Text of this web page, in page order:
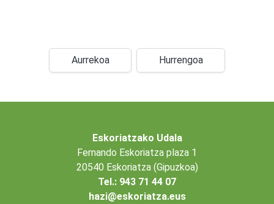
Aurrekoa Hurrengoa
Eskoriatzako Udala
Fernando Eskoriatza plaza 1
20540 Eskoriatza (Gipuzkoa)
Tel.: 943 71 44 07
hazi@eskoriatza.eus